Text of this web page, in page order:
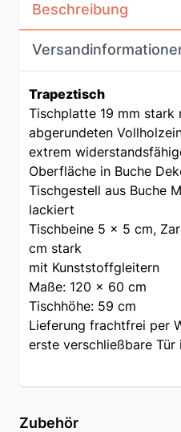
Beschreibung
Trapeztisch
Tischplatte 19 mm stark
abgerundeten
extrem
Oberfläche in Buche
Tischgestell aus Buche
lackiert
Tischbeine 5 x 5 cm,
cm stark
mit Kunststoffgleitern
Maße: 120 x 60 cm
Tischhöhe: 59 cm
Lieferung frachtfrei per
erste verschließbare Tür
Zubehör